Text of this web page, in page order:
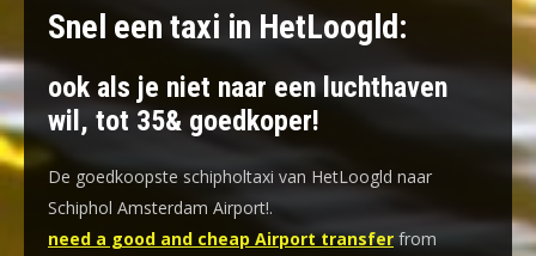
Snel een taxi in HetLoogld:
ook als je niet naar een luchthaven
wil, tot 35& goedkoper!
De goedkoopste schipholtaxi van HetLoogld naar
Schiphol Amsterdam Airport!.
need a good and cheap Airport transfer from